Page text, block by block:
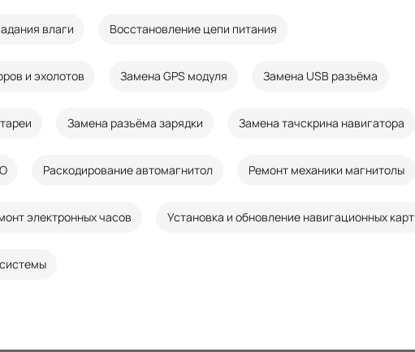
влаги Восстановление цепи питания
и эхолотов Замена GPS модуля Замена USB разъёма
Замена разъёма зарядки Замена тачскрина навигатора
Раскодирование автомагнитол Ремонт механики магнитолы
электронных часов Установка и обновление навигационных карт